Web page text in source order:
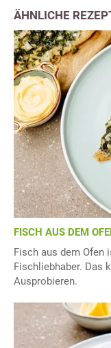
ÄHNLICHE
FISCH AUS DEM
Fisch aus dem Ofen
Fischliebhaber. Das
Ausprobieren.